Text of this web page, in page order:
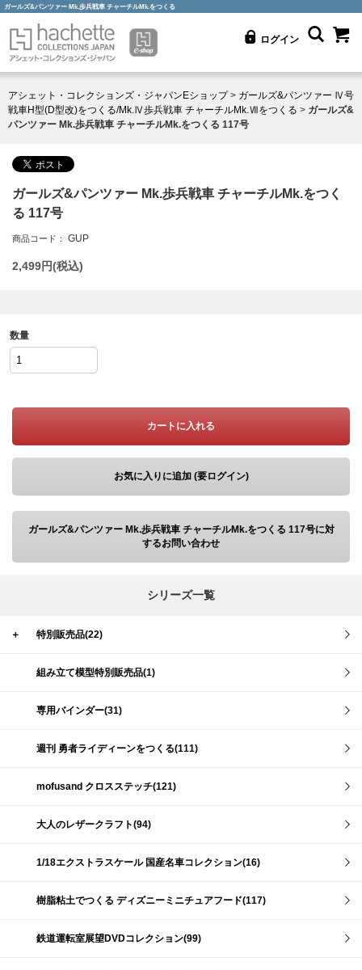
ガールズ&パンツァー Mk.歩兵戦車 チャーチルMk.をつくる
ログイン
アシェット・コレクションズ・ジャパンEショップ> ガールズ&パンツァー Ⅳ号
戦車H型(D型改)をつくる/Mk.Ⅳ歩兵戦車 チャーチルMk.Ⅶをつくる > ガールズ&
パンツァー Mk.歩兵戦車 チャーチルMk.をつくる 117号
ガールズ&パンツァー Mk.歩兵戦車 チャーチルMk.をつく
る 117号
商品コード： GUP
2,499円(税込)
数量
カートに入れる
お気に入りに追加 (要ログイン)
ガールズ&パンツァー Mk.歩兵戦車 チャーチルMk.をつくる 117号に対
するお問い合わせ
シリーズ一覧
＋ 特別販売品(22)
組み立て模型特別販売品(1)
専用バインダー(31)
週刊 勇者ライディーンをつくる(111)
mofusand クロスステッチ(121)
大人のレザークラフト(94)
1/18エクストラスケール 国産名車コレクション(16)
樹脂粘土でつくる ディズニーミニチュアフード(117)
鉄道運転室展望DVDコレクション(99)